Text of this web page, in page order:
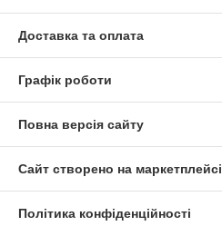
Доставка та оплата
Графік роботи
Повна версія сайту
Сайт створено на маркетплейсі
Політика конфіденційності